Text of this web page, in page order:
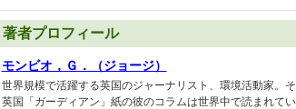
著者プロフィール
モンビオ，Ｇ．（ジョージ）
世界規模で活躍する英国のジャーナリスト、環境活動家。
英国「ガーディアン」紙の彼のコラムは世界中で読まれて